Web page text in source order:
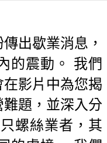
出歇業消息，
的震動。 我們
影片中為您揭
題，並深入分
螺絲業者，其